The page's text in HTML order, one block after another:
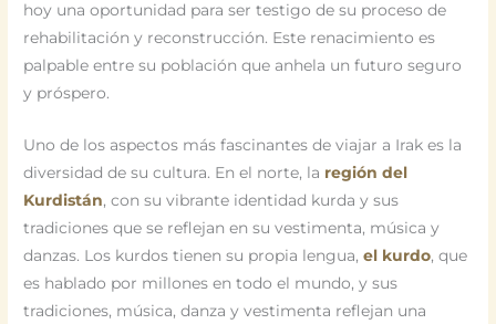
hoy una oportunidad para ser testigo de su proceso de
rehabilitación y reconstrucción. Este renacimiento es
palpable entre su población que anhela un futuro seguro
y próspero.
Uno de los aspectos más fascinantes de viajar a Irak es la
diversidad de su cultura. En el norte, la región del
Kurdistán, con su vibrante identidad kurda y sus
tradiciones que se reflejan en su vestimenta, música y
danzas. Los kurdos tienen su propia lengua,el kurdo, que
es hablado por millones en todo el mundo, y sus
tradiciones, música, danza y vestimenta reflejan una